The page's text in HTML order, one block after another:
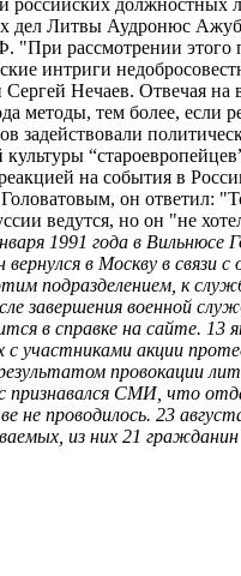
должностных
Литвы Аудронюс
рассмотрении этого
интриги
Нечаев. Отвечая на
методы, тем более, если
задействовали
на события в
он ответил:
ведутся, но он "не
1991 года в
в Москву в связи
подразделением, к
военной
в справке на сайте. 13
акции
провокации
СМИ, что
проводилось. 23
из них 21 гражданин